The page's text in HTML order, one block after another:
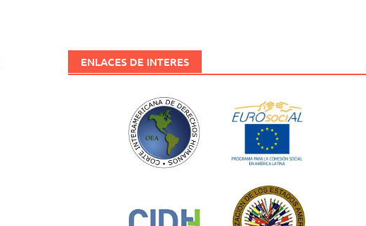
ENLACES DE INTERES